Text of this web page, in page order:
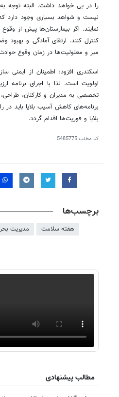
را در پی خواهد داشت. البته توجه
نیست و شواهد بسیاری وجود دارد که
نمایند. اگر بیمارستان‌ها پیش از
کنترل کنند. ارتقای آمادگی و
میر و معلولیت‌ها در زمان وقوع
اسکندری افزود: اطمینان از ایمنی
اولویت است. لذا با اجرای برنامه
تخصصی به مدیران و کارکنان، طراحی،
برنامه‌های کاهش آسیب بلایا باید
بلایا و فوریت‌ها اقدام گردد.
کد مطلب5485775
برچسب‌ها
هفته سلامت مدیریت
مطالب پیشنهادی